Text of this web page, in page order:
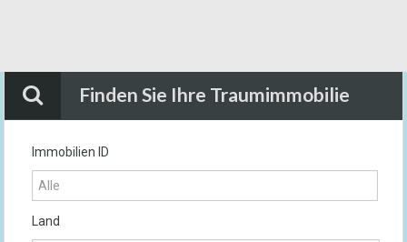
Finden Sie Ihre Traumimmobilie
Immobilien ID
Land